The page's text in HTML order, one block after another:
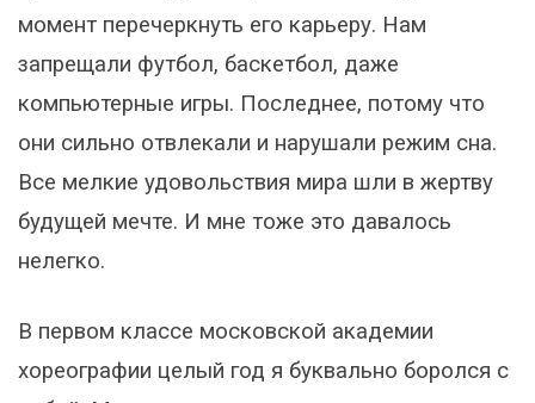
момент перечеркнуть его карьеру. Нам
запрещали футбол, баскетбол, даже
компьютерные игры. Последнее, потому что
они сильно отвлекали и нарушали режим сна.
Все мелкие удовольствия мира шли в жертву
будущей мечте. И мне тоже это давалось
нелегко.
В первом классе московской академии
хореографии целый год я буквально боролся с